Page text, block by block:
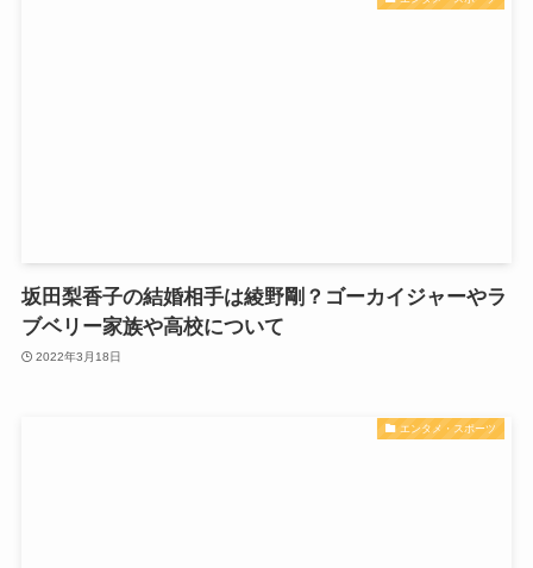
坂田梨香子の結婚相手は綾野剛？ゴーカイジャーやラ
ブベリー家族や高校について
2022年3月18日
エンタメ・スポーツ